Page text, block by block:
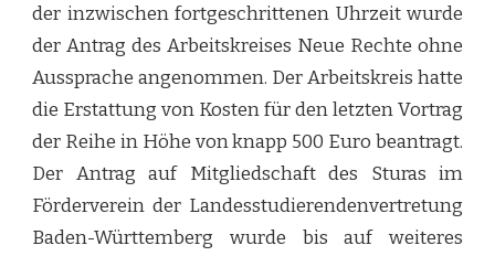
der inzwischen fortgeschrittenen Uhrzeit wurde
der Antrag des Arbeitskreises Neue Rechte ohne
Aussprache angenommen. Der Arbeitskreis hatte
die Erstattung von Kosten für den letzten Vortrag
der Reihe in Höhe von knapp 500 Euro beantragt.
Der Antrag auf Mitgliedschaft des Sturas im
Förderverein der Landesstudierendenvertretung
Baden-Württemberg wurde bis auf weiteres